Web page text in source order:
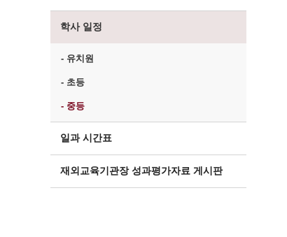
학사 일정
- 유치원
- 초등
- 중등
일과 시간표
재외교육기관장 성과평가자료 게시판